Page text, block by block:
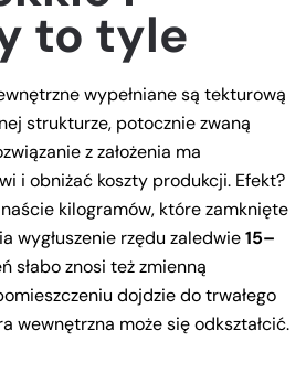
to tyle
wypełniane są tekturową
strukturze, potocznie zwaną
z założenia ma
i obniżać koszty produkcji. Efekt?
kilogramów, które zamknięte
wygłuszenie rzędu zaledwie15–
słabo znosi też zmienną
dojdzie do trwałego
wewnętrzna może się odkształcić.